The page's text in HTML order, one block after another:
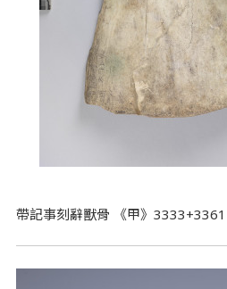
帶記事刻辭獸骨 《甲》3333+3361